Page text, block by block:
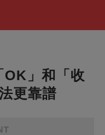
OK」和「收
更靠譜